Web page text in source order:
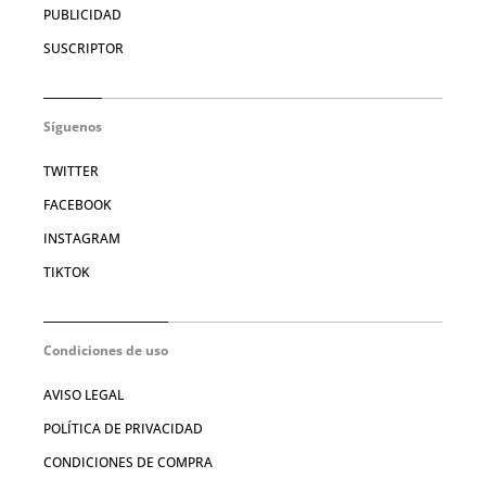
PUBLICIDAD
SUSCRIPTOR
Síguenos
TWITTER
FACEBOOK
INSTAGRAM
TIKTOK
Condiciones de uso
AVISO LEGAL
POLÍTICA DE PRIVACIDAD
CONDICIONES DE COMPRA